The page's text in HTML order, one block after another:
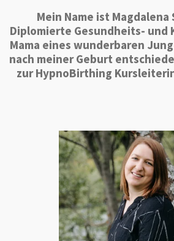
Mein Name ist Magdalena
Diplomierte Gesundheits- und
Mama eines wunderbaren
nach meiner Geburt
zur HypnoBirthing